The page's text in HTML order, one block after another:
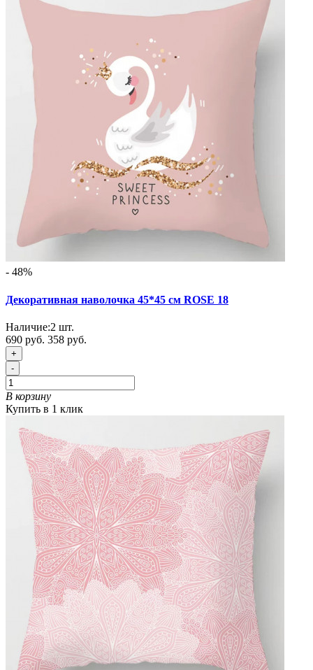
- 48%
Декоративная наволочка 45*45 см ROSE 18
Наличие:2 шт.
690 руб. 358 руб.
+
-
В корзину
Купить в 1 клик